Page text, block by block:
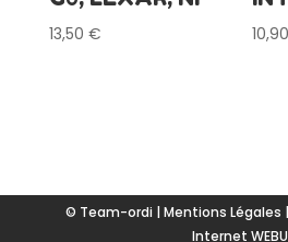
13,50 €
© Team-ordi | Mentions Légales |
Internet